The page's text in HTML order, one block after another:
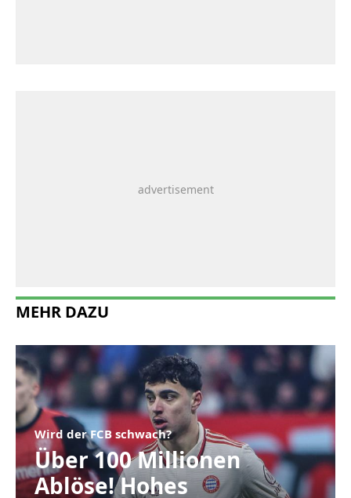
MEHR DAZU
Wird der FCB schwach?
Über 100 Millionen
Ablöse! Hohes